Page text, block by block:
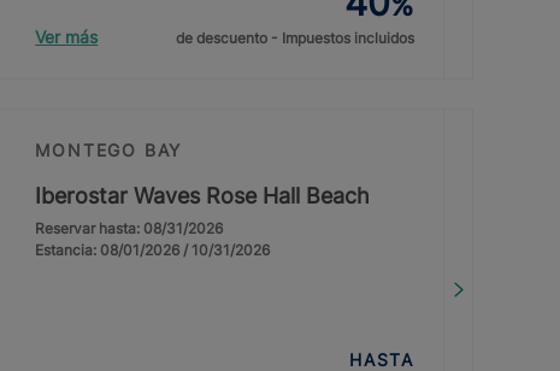
Ver más de descuento - Impuestos incluidos
MONTEGO BAY
Iberostar Waves Rose Hall Beach
Reservar hasta: 08/31/2026
Estancia: 08/01/2026 / 10/31/2026
HASTA